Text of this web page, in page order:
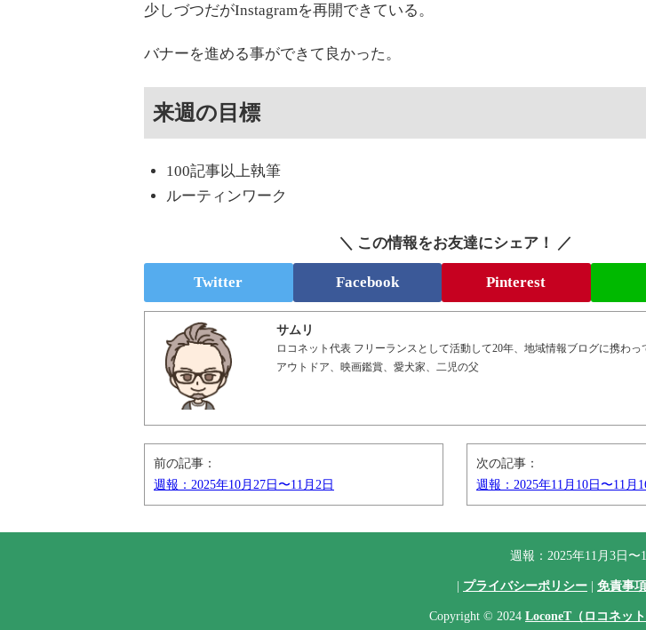
少しづつだがInstagramを再開できている。
バナーを進める事ができて良かった。
来週の目標
100記事以上執筆
ルーティンワーク
＼ この情報をお友達にシェア！ ／
Twitter Facebook Pinterest
サムリ
ロコネット代表 フリーランスとして活動して20年、地域情報ブログに携わっ
アウトドア、映画鑑賞、愛犬家、二児の父
前の記事：
週報：2025年10月27日〜11月2日
次の記事：
週報：2025年11月10日〜11月
週報：2025年11月3日〜
プライバシーポリシー 免責事項
Copyright © 2024 LoconeT（ロコネット